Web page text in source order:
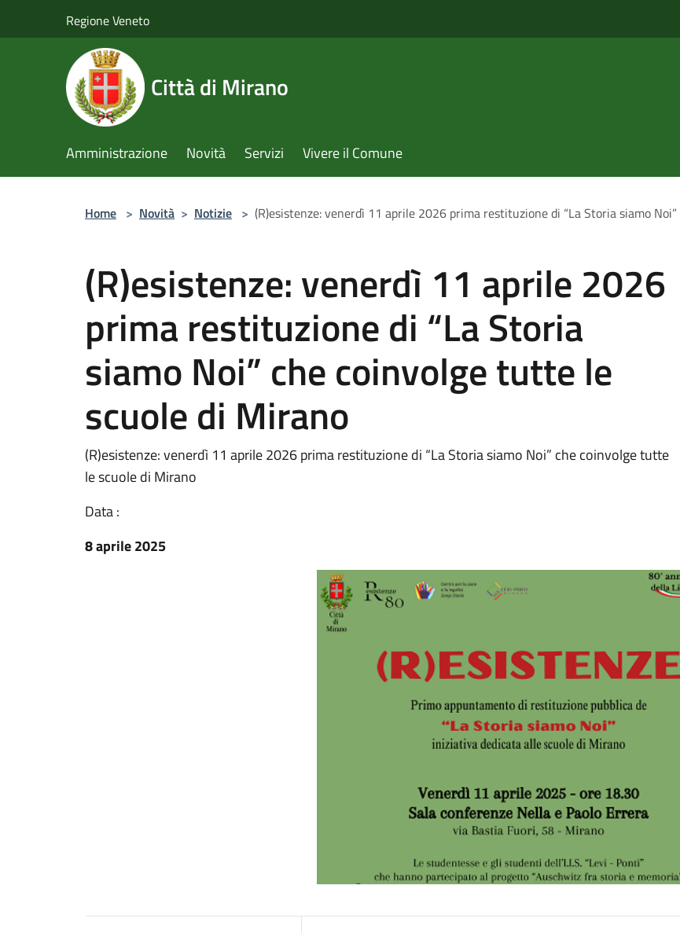
Regione Veneto
Città di Mirano
Amministrazione Novità Servizi Vivere il Comune
Home > Novità > Notizie > (R)esistenze: venerdì 11 aprile 2026 prima restituzione di “La Storia siamo
(R)esistenze: venerdì 11 aprile 2026
prima restituzione di “La Storia
siamo Noi” che coinvolge tutte le
scuole di Mirano
(R)esistenze: venerdì 11 aprile 2026 prima restituzione di “La Storia siamo Noi” che coinvolge tutte
le scuole di Mirano
Data :
8 aprile 2025